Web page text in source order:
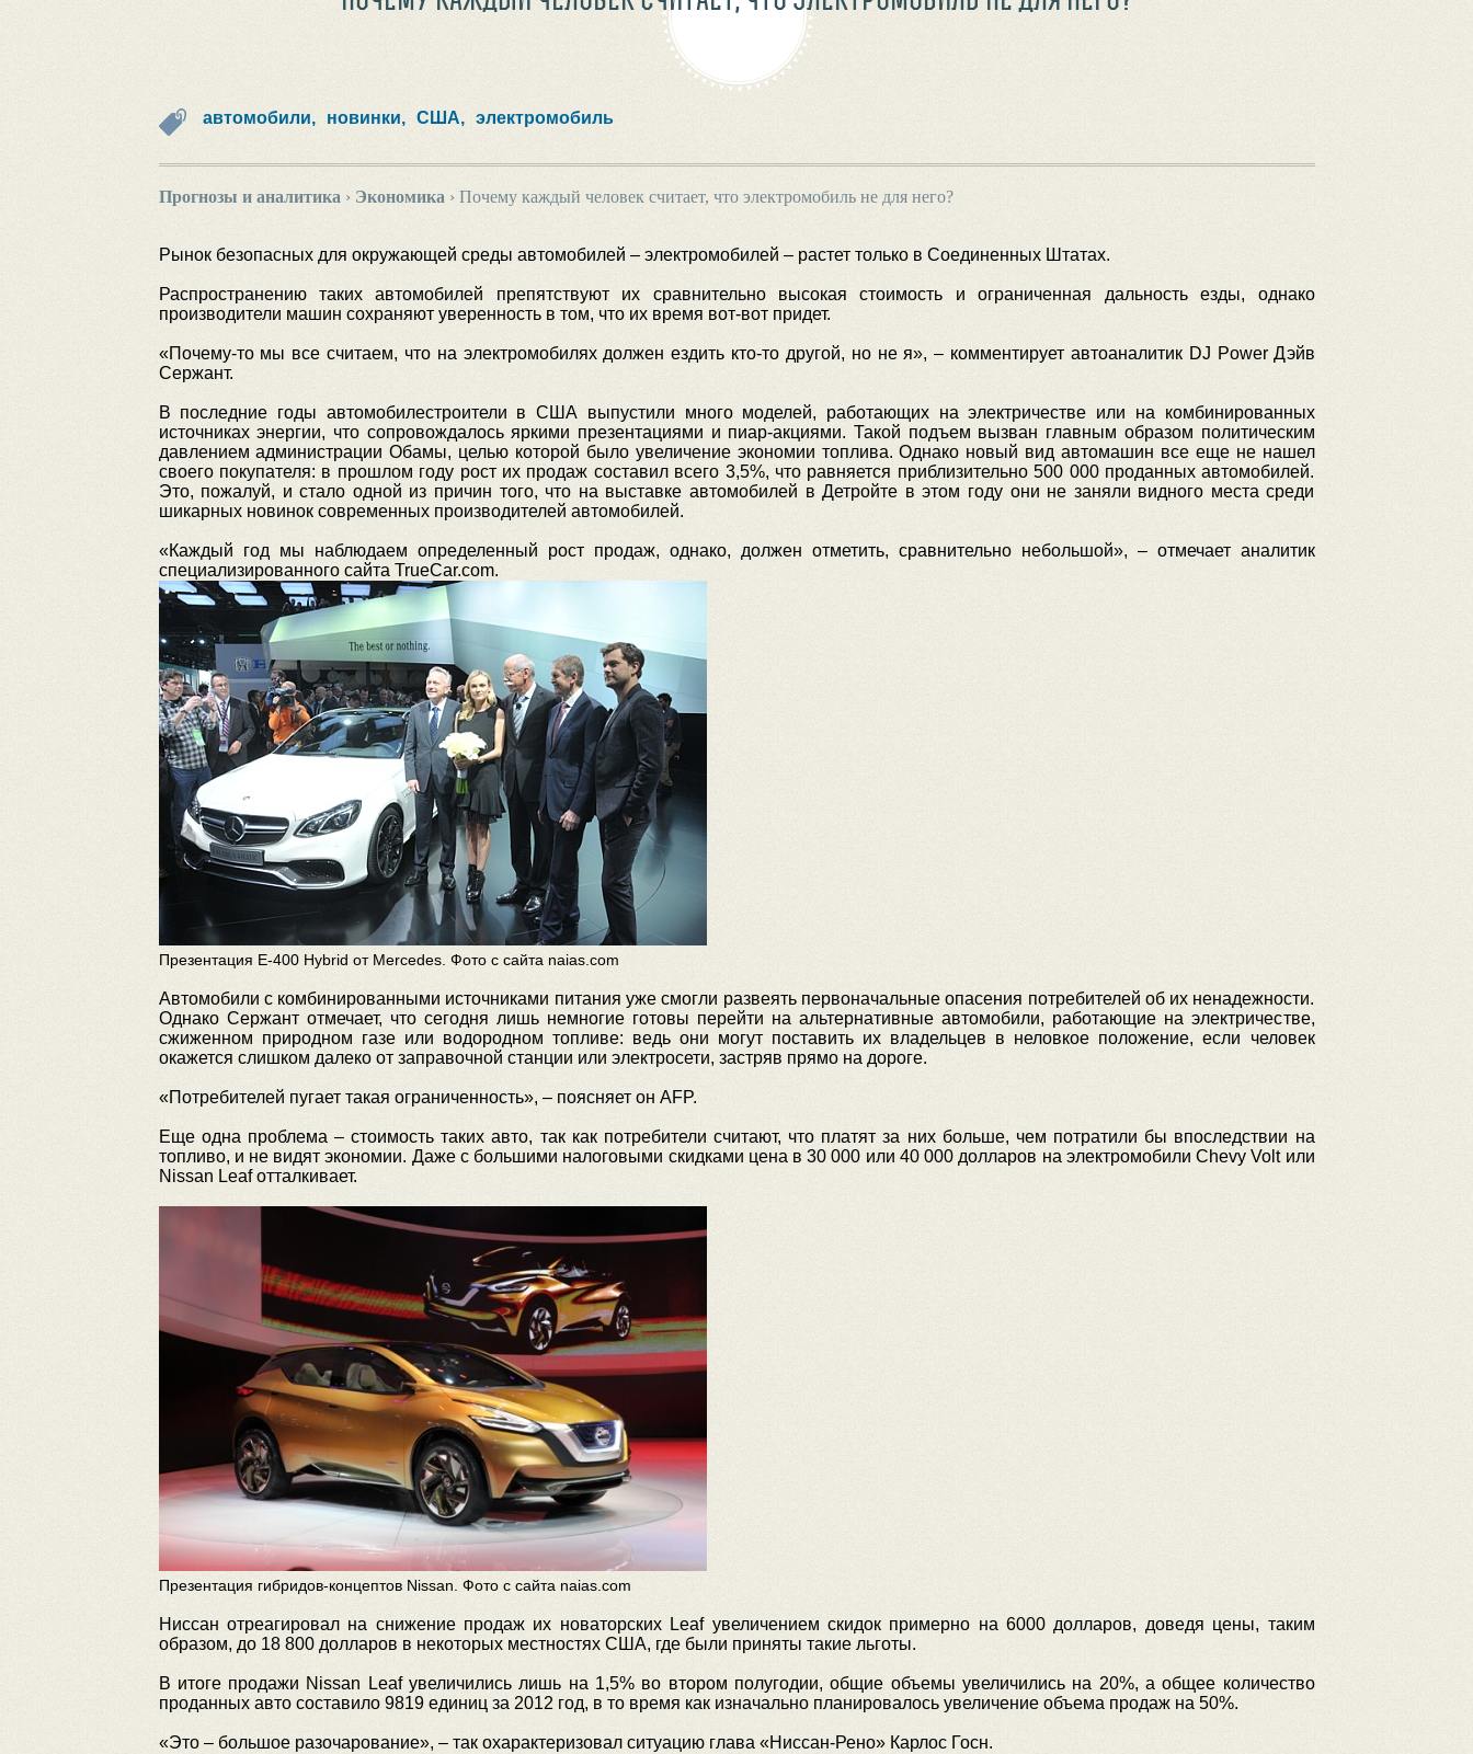
автомобили, новинки, США, электромобиль
Прогнозы и аналитика › Экономика › Почему каждый человек считает, что электромобиль не для него?
Рынок безопасных для окружающей среды автомобилей – электромобилей – растет только в Соединенных Штатах.
Распространению таких автомобилей препятствуют их сравнительно высокая стоимость и ограниченная дальность езды, однако
производители машин сохраняют уверенность в том, что их время вот-вот придет.
«Почему-то мы все считаем, что на электромобилях должен ездить кто-то другой, но не я», – комментирует автоаналитик DJ Power Дэйв
Сержант.
В последние годы автомобилестроители в США выпустили много моделей, работающих на электричестве или на комбинированных
источниках энергии, что сопровождалось яркими презентациями и пиар-акциями. Такой подъем вызван главным образом политическим
давлением администрации Обамы, целью которой было увеличение экономии топлива. Однако новый вид автомашин все еще не нашел
своего покупателя: в прошлом году рост их продаж составил всего 3,5%, что равняется приблизительно 500 000 проданных автомобилей.
Это, пожалуй, и стало одной из причин того, что на выставке автомобилей в Детройте в этом году они не заняли видного места среди
шикарных новинок современных производителей автомобилей.
«Каждый год мы наблюдаем определенный рост продаж, однако, должен отметить, сравнительно небольшой», – отмечает аналитик
специализированного сайта TrueCar.com.
Презентация E-400 Hybrid от Mercedes. Фото с сайта naias.com
Автомобили с комбинированными источниками питания уже смогли развеять первоначальные опасения потребителей об их ненадежности.
Однако Сержант отмечает, что сегодня лишь немногие готовы перейти на альтернативные автомобили, работающие на электричестве,
сжиженном природном газе или водородном топливе: ведь они могут поставить их владельцев в неловкое положение, если человек
окажется слишком далеко от заправочной станции или электросети, застряв прямо на дороге.
«Потребителей пугает такая ограниченность», – поясняет он AFP.
Еще одна проблема – стоимость таких авто, так как потребители считают, что платят за них больше, чем потратили бы впоследствии на
топливо, и не видят экономии. Даже с большими налоговыми скидками цена в 30 000 или 40 000 долларов на электромобили Chevy Volt или
Nissan Leaf отталкивает.
Презентация гибридов-концептов Nissan. Фото с сайта naias.com
Ниссан отреагировал на снижение продаж их новаторских Leaf увеличением скидок примерно на 6000 долларов, доведя цены, таким
образом, до 18 800 долларов в некоторых местностях США, где были приняты такие льготы.
В итоге продажи Nissan Leaf увеличились лишь на 1,5% во втором полугодии, общие объемы увеличились на 20%, а общее количество
проданных авто составило 9819 единиц за 2012 год, в то время как изначально планировалось увеличение объема продаж на 50%.
«Это – большое разочарование», – так охарактеризовал ситуацию глава «Ниссан-Рено» Карлос Госн.